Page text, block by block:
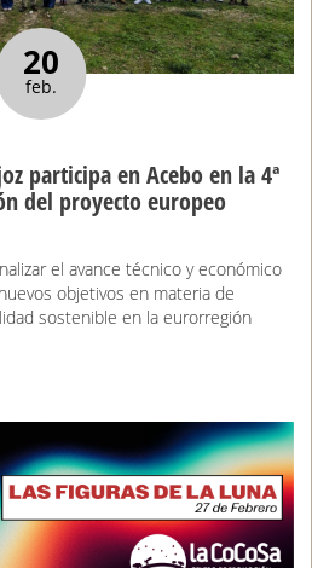
20
feb.
participa en Acebo en la 4ª
del proyecto europeo
el avance técnico y económico
objetivos en materia de
sostenible en la eurorregión